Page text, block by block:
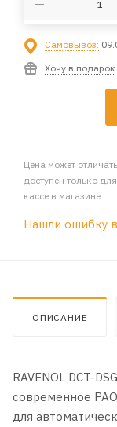
Самовывоз:
Хочу в подарок
Цена может
доступен только
кассе в магазине
Нашли ошибку
ОПИСАНИЕ
RAVENOL DCT-
современное
для